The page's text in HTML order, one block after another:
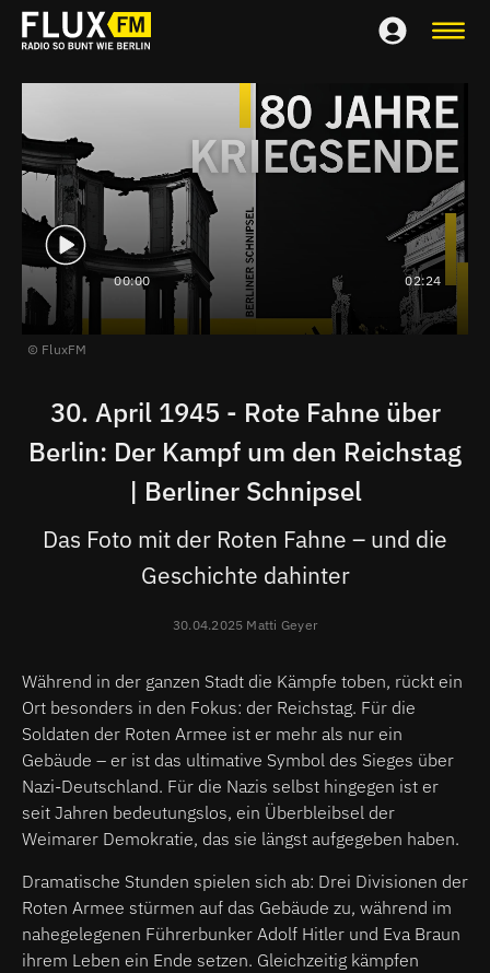
00:00 02:24
FluxFM
30. April 1945 - Rote Fahne über
Berlin: Der Kampf um den Reichstag
| Berliner Schnipsel
Das Foto mit der Roten Fahne – und die
Geschichte dahinter
30.04.2025 Matti Geyer
Während in der ganzen Stadt die Kämpfe toben, rückt ein
Ort besonders in den Fokus: der Reichstag. Für die
Soldaten der Roten Armee ist er mehr als nur ein
Gebäude – er ist das ultimative Symbol des Sieges über
Nazi-Deutschland. Für die Nazis selbst hingegen ist er
seit Jahren bedeutungslos, ein Überbleibsel der
Weimarer Demokratie, das sie längst aufgegeben haben.
Dramatische Stunden spielen sich ab: Drei Divisionen der
Roten Armee stürmen auf das Gebäude zu, während im
nahegelegenen Führerbunker Adolf Hitler und Eva Braun
ihrem Leben ein Ende setzen. Gleichzeitig kämpfen